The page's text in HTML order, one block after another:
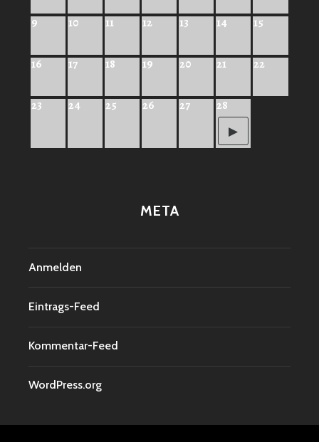
9 10 11 12 13 14 15
16 17 18 19 20 21 22
23 24 25 26 27 28
META
Anmelden
Eintrags-Feed
Kommentar-Feed
WordPress.org